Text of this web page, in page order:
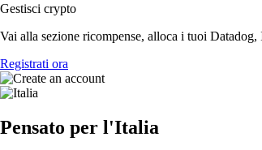
Gestisci crypto
Vai alla sezione ricompense, alloca i tuoi
Registrati ora
Pensato per l'Italia